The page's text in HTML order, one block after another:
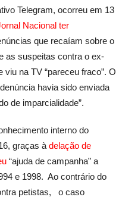
Telegram, ocorreu em 13
Nacional ter
que recaíam sobre o
as suspeitas contra o ex-
viu na TV “pareceu fraco”. O
havia sido enviada
de imparcialidade”.
interno do
graças àdelação de
“ajuda de campanha” a
e 1998. Ao contrário do
petistas, o caso